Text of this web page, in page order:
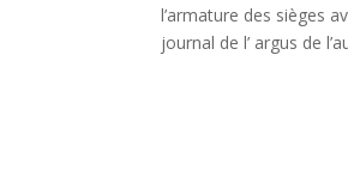
l’armature des sièges
journal de l’ argus de